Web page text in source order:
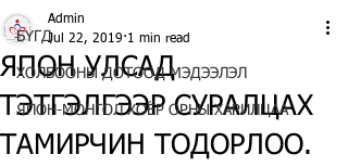
БҮГД
ХОЛБООНЫ ДОТООД МЭДЭЭЛЭЛ
ЯПОН-МОНГОЛ ХОЁР ОРНЫ ХАРИЛЦАА
ЯПОН УЛСАД
ТЭТГЭЛГЭЭР СУРАЛЦАХ
ТАМИРЧИН ТОДОРЛОО.
Admin
Jul 22, 2019 1 min read